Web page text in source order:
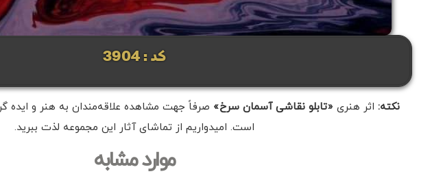
کد: 3904
نکته: اثر هنری «تابلو نقاشی آسمان سرخ» صرفاً جهت مشاهده علاقه‌مندان به هنر و ایده
است. امیدواریم از تماشای آثار این مجموعه لذت ببرید.
موارد مشابه